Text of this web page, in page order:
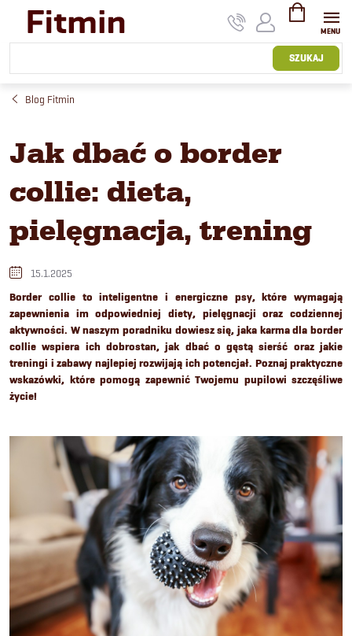
treści
SZUKAJ
KOSZYK
Blog Fitmin
Jak dbać o border
collie: dieta,
pielęgnacja, trening
15.1.2025
Border collie to inteligentne i energiczne psy, które wymagają
zapewnienia im odpowiedniej diety, pielęgnacji oraz codziennej
aktywności. W naszym poradniku dowiesz się, jaka karma dla border
collie wspiera ich dobrostan, jak dbać o gęstą sierść oraz jakie
treningi i zabawy najlepiej rozwijają ich potencjał. Poznaj praktyczne
wskazówki, które pomogą zapewnić Twojemu pupilowi szczęśliwe
życie!